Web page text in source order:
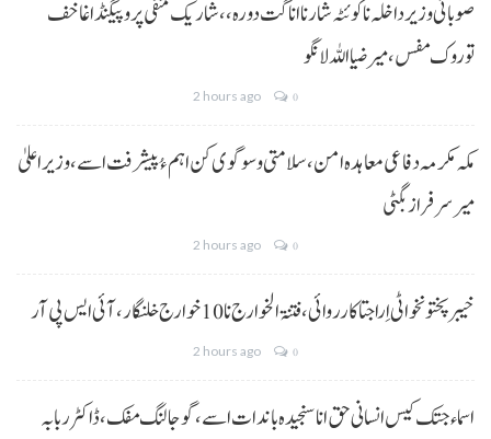
صوبائی وزیر داخلہ نا کوئٹہ شار نا اناگت دورہ،، شاریک منفی پروپیگنڈا غا خف
توروک مفس، میر ضیا اللہ لانگو
2 hours ago 0
مکہ مکرمہ دفاعی معاہدہ امن، سلامتی و سوگوی کن اہم ءُ پیشرفت اسے،وزیراعلیٰ
میر سرفراز بگٹی
2 hours ago 0
خیبر پختونخوا ٹی اِرا جتا کارروائی، فتنۃ الخوارج نا 10خوارج خلنگار،آئی ایس پی آر
2 hours ago 0
اسماء جتک کیس انسانی حق انا سنجیدہ باندات اسے، گوجالنگ مفک،ڈاکٹر ربابہ